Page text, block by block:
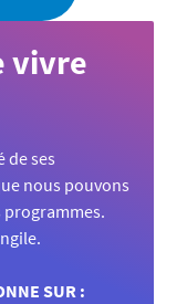
vivre
de ses
nous pouvons
SUR :